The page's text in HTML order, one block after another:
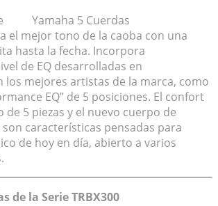
Yamaha 5 Cuerdas
el mejor tono de la caoba con una
hasta la fecha. Incorpora
de EQ desarrolladas en
los mejores artistas de la marca, como
EQ” de 5 posiciones. El confort
5 piezas y el nuevo cuerpo de
características pensadas para
de hoy en día, abierto a varios
de la Serie TRBX300